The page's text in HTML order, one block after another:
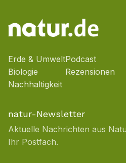
Erde & Umwelt
Biologie
Nachhaltigkeit
Podcast
Rezensionen
natur-Newsletter
Aktuelle Nachrichten aus
Ihr Postfach.